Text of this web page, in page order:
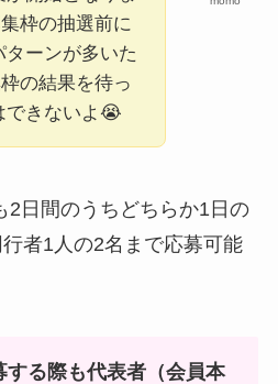
枠の抽選前に
ターンが多いた
の結果を待っ
できないよ😭
2日間のうちどちらか1日の
者1人の2名まで応募可能
する際も代表者（会員本